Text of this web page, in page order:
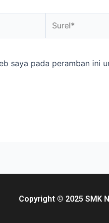
saya pada peramban ini
Copyright © 2025 SMK